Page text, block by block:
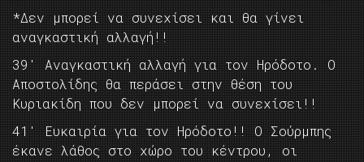
*Δεν μπορεί να συνεχίσει και θα γίνει
αναγκαστική αλλαγή!!
39′ Αναγκαστική αλλαγή για τον Ηρόδοτο. Ο
Αποστολίδης θα περάσει στην θέση του
Κυριακίδη που δεν μπορεί να συνεχίσει!!
41′ Ευκαιρία για τον Ηρόδοτο!! Ο Σούρμπης
έκανε λάθος στο χώρο του κέντρου, οι